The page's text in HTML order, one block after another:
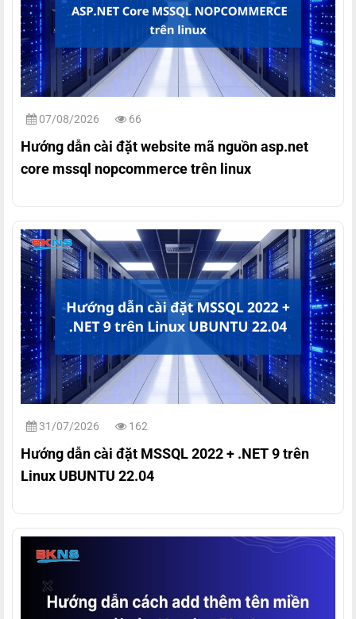
07/08/2026 66
Hướng dẫn cài đặt website mã nguồn asp.net
core mssql nopcommerce trên linux
31/07/2026 162
Hướng dẫn cài đặt MSSQL 2022 + .NET 9 trên
Linux UBUNTU 22.04